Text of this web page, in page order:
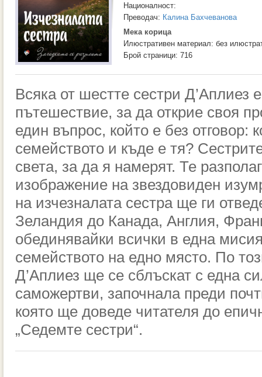
Националност:
Преводач: Калина Бахчеванова
Мека корица
Илюстративен материал: без
Брой страници: 716
Всяка от шестте сестри Д’Аплиез
пътешествие, за да открие своя
един въпрос, който е без отговор:
семейството и къде е тя?
света, за да я намерят. Те
изображение на звездовиден
на изчезналата сестра ще ги
Зеландия до Канада, Англия,
обединявайки всички в една
семейството на едно място. По
Д’Аплиез ще се сблъскат с една
саможертви, започнала преди
която ще доведе читателя до
„Седемте сестри“.